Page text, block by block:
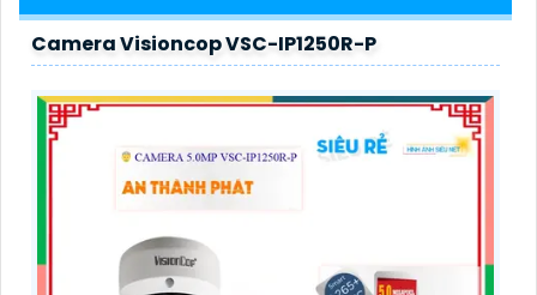
Camera Visioncop VSC-IP1250R-P